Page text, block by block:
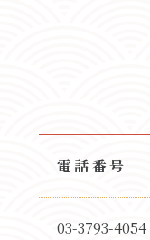
電話番号
03-3793-4054